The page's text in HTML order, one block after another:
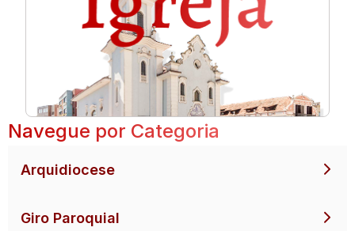
Navegue por Categoria
Arquidiocese
Giro Paroquial